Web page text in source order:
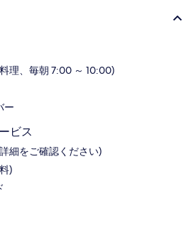
理、毎朝 7:00 ～ 10:00)
ー
ビス
細をご確認ください)
)